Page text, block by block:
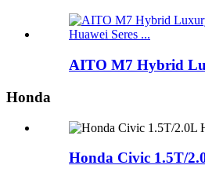
AITO M7 Hybrid
Honda
Honda Civic 1.5T/